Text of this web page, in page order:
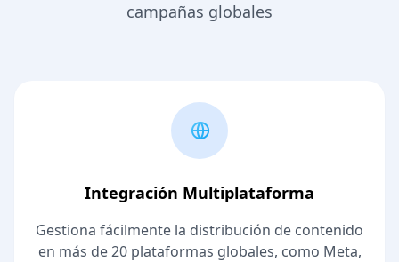
campañas globales
Integración Multiplataforma
Gestiona fácilmente la distribución de contenido
en más de 20 plataformas globales, como Meta,